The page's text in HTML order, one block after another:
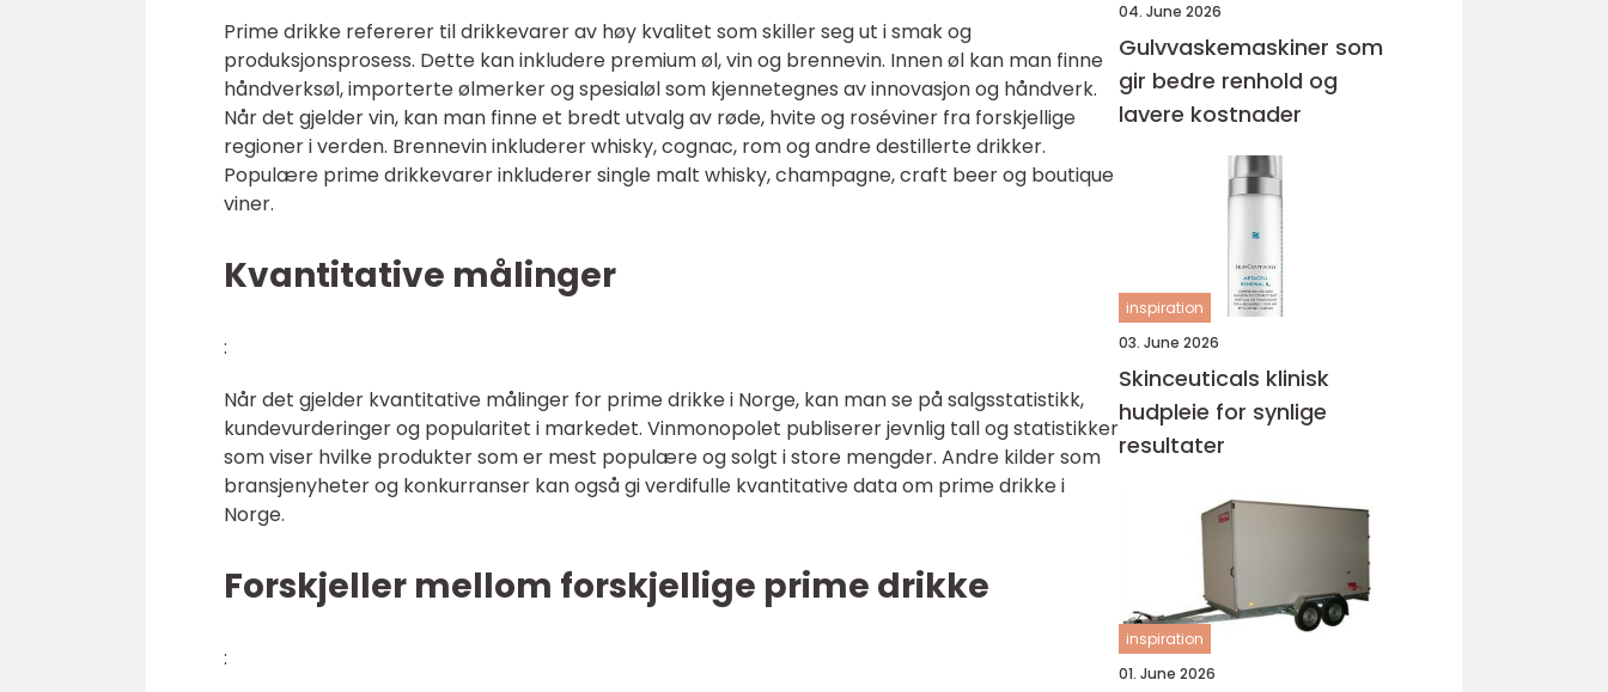
Prime drikke refererer til drikkevarer av høy kvalitet som skiller seg ut i smak og
produksjonsprosess. Dette kan inkludere premium øl, vin og brennevin. Innen øl kan man finne
håndverksøl, importerte ølmerker og spesialøl som kjennetegnes av innovasjon og håndverk.
Når det gjelder vin, kan man finne et bredt utvalg av røde, hvite og roséviner fra forskjellige
regioner i verden. Brennevin inkluderer whisky, cognac, rom og andre destillerte drikker.
Populære prime drikkevarer inkluderer single malt whisky, champagne, craft beer og boutique
viner.
Kvantitative målinger
:
Når det gjelder kvantitative målinger for prime drikke i Norge, kan man se på salgsstatistikk,
kundevurderinger og popularitet i markedet. Vinmonopolet publiserer jevnlig tall og statistikker
som viser hvilke produkter som er mest populære og solgt i store mengder. Andre kilder som
bransjenyheter og konkurranser kan også gi verdifulle kvantitative data om prime drikke i
Norge.
Forskjeller mellom forskjellige prime drikke
:
04. June 2026
Gulvvaskemaskiner som
gir bedre renhold og
lavere kostnader
inspiration
03. June 2026
Skinceuticals klinisk
hudpleie for synlige
resultater
inspiration
01. June 2026